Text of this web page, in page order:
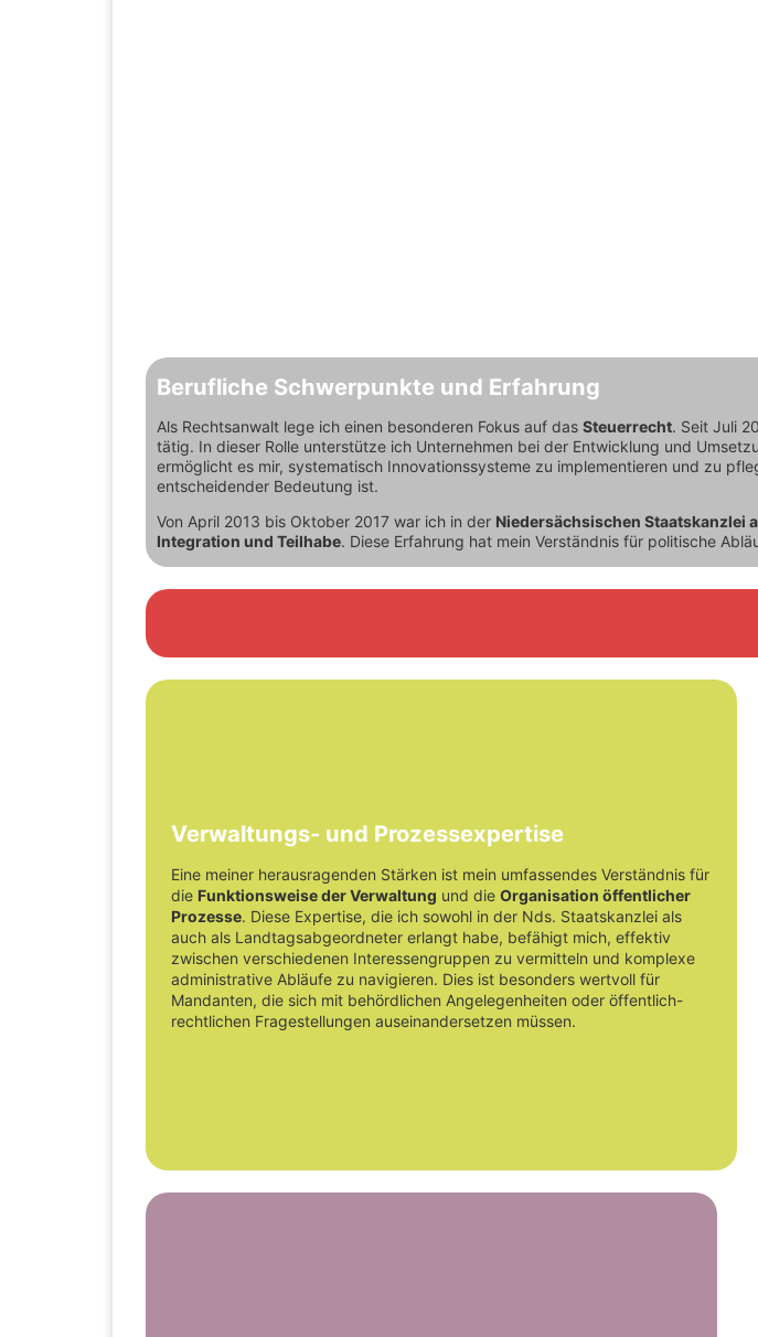
Berufliche Schwerpunkte und Erfahrung
Als Rechtsanwalt lege ich einen besonderen Fokus auf das Steuerrecht. Seit Juli
tätig. In dieser Rolle unterstütze ich Unternehmen bei der Entwicklung und
ermöglicht es mir, systematisch Innovationssysteme zu implementieren und zu
entscheidender Bedeutung ist.
Von April 2013 bis Oktober 2017 war ich in der Niedersächsischen Staatskanzlei
Integration und Teilhabe. Diese Erfahrung hat mein Verständnis für politische
Verwaltungs- und Prozessexpertise
Eine meiner herausragenden Stärken ist mein umfassendes Verständnis für
die Funktionsweise der Verwaltung und die Organisation öffentlicher
Prozesse. Diese Expertise, die ich sowohl in der Nds. Staatskanzlei als
auch als Landtagsabgeordneter erlangt habe, befähigt mich, effektiv
zwischen verschiedenen Interessengruppen zu vermitteln und komplexe
administrative Abläufe zu navigieren. Dies ist besonders wertvoll für
Mandanten, die sich mit behördlichen Angelegenheiten oder öffentlich-
rechtlichen Fragestellungen auseinandersetzen müssen.